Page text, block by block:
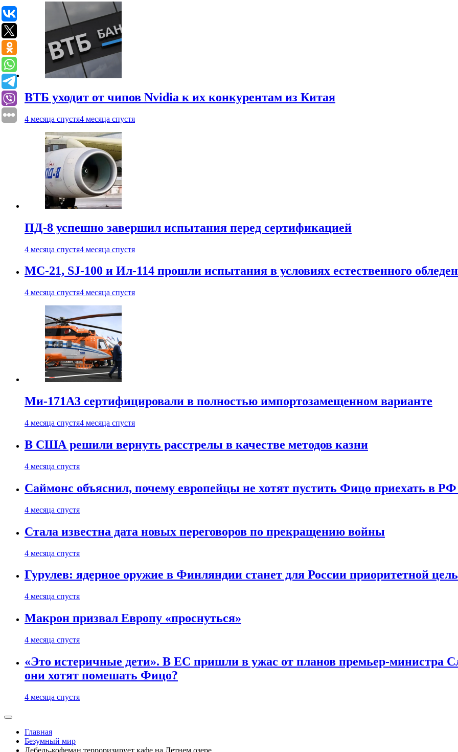
ВТБ уходит от чипов Nvidia к их конкурентам из Китая
4 месяца спустя4 месяца спустя
ПД-8 успешно завершил испытания перед сертификацией
4 месяца спустя4 месяца спустя
МС-21, SJ-100 и Ил-114 прошли испытания в условиях естественного
4 месяца спустя4 месяца спустя
Ми-171А3 сертифицировали в полностью импортозамещенном варианте
4 месяца спустя4 месяца спустя
В США решили вернуть расстрелы в качестве методов казни
4 месяца спустя
Саймонс объяснил, почему европейцы не хотят пустить Фицо приехать в
4 месяца спустя
Стала известна дата новых переговоров по прекращению войны
4 месяца спустя
Гурулев: ядерное оружие в Финляндии станет для России приоритетной
4 месяца спустя
Макрон призвал Европу «проснуться»
4 месяца спустя
«Это истеричные дети». В ЕС пришли в ужас от планов премьер-министра
они хотят помешать Фицо?
4 месяца спустя
Главная
Безумный мир
Лебедь-кофеман терроризирует кафе на Летнем озере